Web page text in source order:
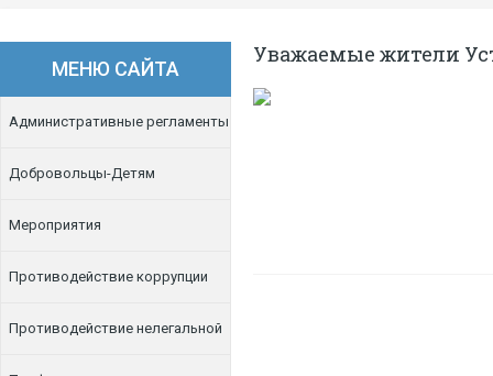
МЕНЮ САЙТА
Административные регламенты
Добровольцы-Детям
Мероприятия
Противодействие коррупции
Противодействие нелегальной
Уважаемые жители